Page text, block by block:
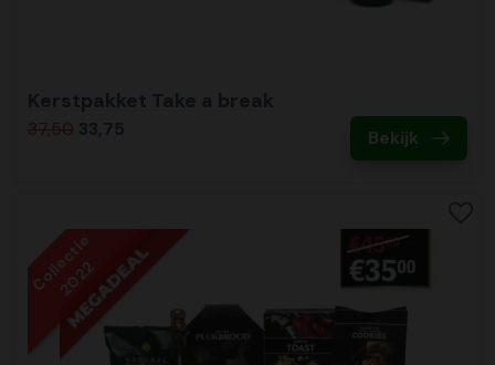
37,50 Bekijk
Collectie
2022